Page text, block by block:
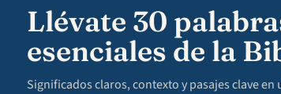
Llévate 30
esenciales de la
Significados claros, contexto y pasajes clave en